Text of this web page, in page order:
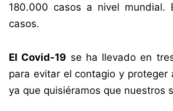
180.000 casos a nivel mundial.
casos.
El Covid-19 se ha llevado en
para evitar el contagio y
ya que quisiéramos que nuestros